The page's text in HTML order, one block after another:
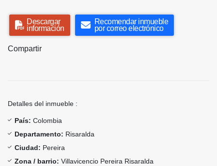
Descargar
información
Recomendar inmueble
por correo electrónico
Compartir
Detalles del inmueble :
País: Colombia
Departamento: Risaralda
Ciudad: Pereira
Zona / barrio: Villavicencio Pereira Risaralda